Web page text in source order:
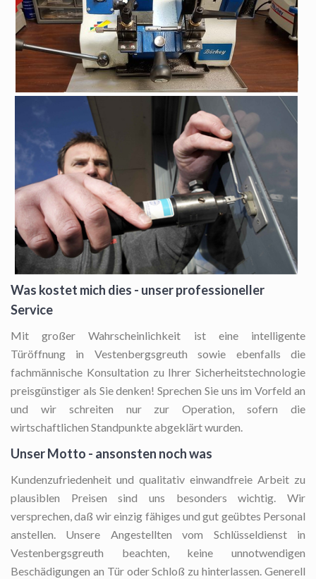
Was kostet mich dies - unser professioneller
Service
Mit großer Wahrscheinlichkeit ist eine intelligente
Türöffnung in Vestenbergsgreuth sowie ebenfalls die
fachmännische Konsultation zu Ihrer Sicherheitstechnologie
preisgünstiger als Sie denken! Sprechen Sie uns im Vorfeld an
und wir schreiten nur zur Operation, sofern die
wirtschaftlichen Standpunkte abgeklärt wurden.
Unser Motto - ansonsten noch was
Kundenzufriedenheit und qualitativ einwandfreie Arbeit zu
plausiblen Preisen sind uns besonders wichtig. Wir
versprechen, daß wir einzig fähiges und gut geübtes Personal
anstellen. Unsere Angestellten vom Schlüsseldienst in
Vestenbergsgreuth beachten, keine unnotwendigen
Beschädigungen an Tür oder Schloß zu hinterlassen. Generell